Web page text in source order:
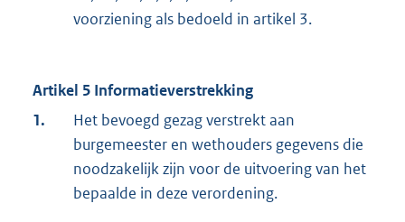
voorziening als bedoeld in artikel 3.
Artikel 5 Informatieverstrekking
1.
Het bevoegd gezag verstrekt aan
burgemeester en wethouders gegevens die
noodzakelijk zijn voor de uitvoering van het
bepaalde in deze verordening.